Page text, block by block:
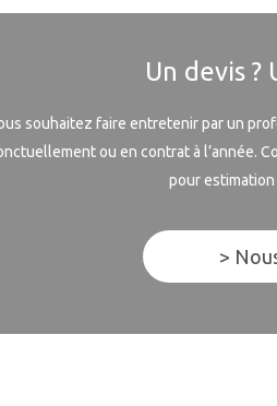
Un devis ?
souhaitez faire entretenir par un
ou en contrat à l’année.
pour estimation
>